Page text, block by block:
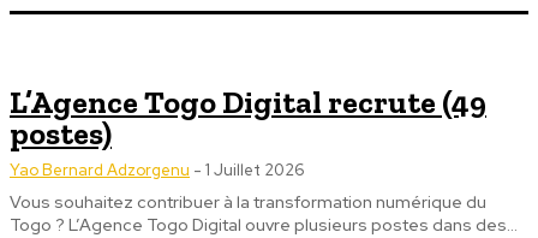
L’Agence Togo Digital recrute (49
postes)
Yao Bernard Adzorgenu - 1 Juillet 2026
Vous souhaitez contribuer à la transformation numérique du
Togo ? L’Agence Togo Digital ouvre plusieurs postes dans des...